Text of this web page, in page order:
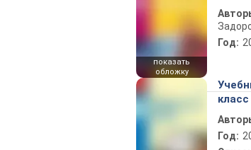
показать
обложку
Год:
класс
Год: